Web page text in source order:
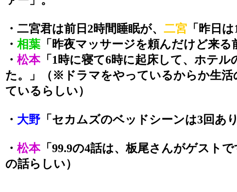
・二宮君は前日2時間睡眠が、 二宮 「昨日
・ 相葉 「昨夜マッサージを頼んだけど来る
・ 松本「1時に寝て6時に起床して、ホテル
た。」（※ドラマをやっているからか生活
ているらしい）
・ 大野 「セカムズのベッドシーンは3回あ
・ 松本「99.9の4話は、板尾さんがゲスト
の話らしい）